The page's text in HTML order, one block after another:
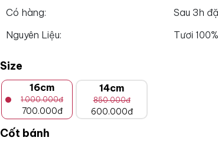
Có hàng:
Sau 3h
Nguyên Liệu:
Tươi
Size
16cm
1.000.000đ
700.000đ
14cm
850.000đ
600.000đ
Cốt bánh